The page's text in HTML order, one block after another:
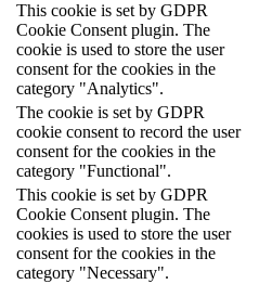
This cookie is set by GDPR
Cookie Consent plugin. The
cookie is used to store the user
consent for the cookies in the
category "Analytics".
The cookie is set by GDPR
cookie consent to record the user
consent for the cookies in the
category "Functional".
This cookie is set by GDPR
Cookie Consent plugin. The
cookies is used to store the user
consent for the cookies in the
category "Necessary".